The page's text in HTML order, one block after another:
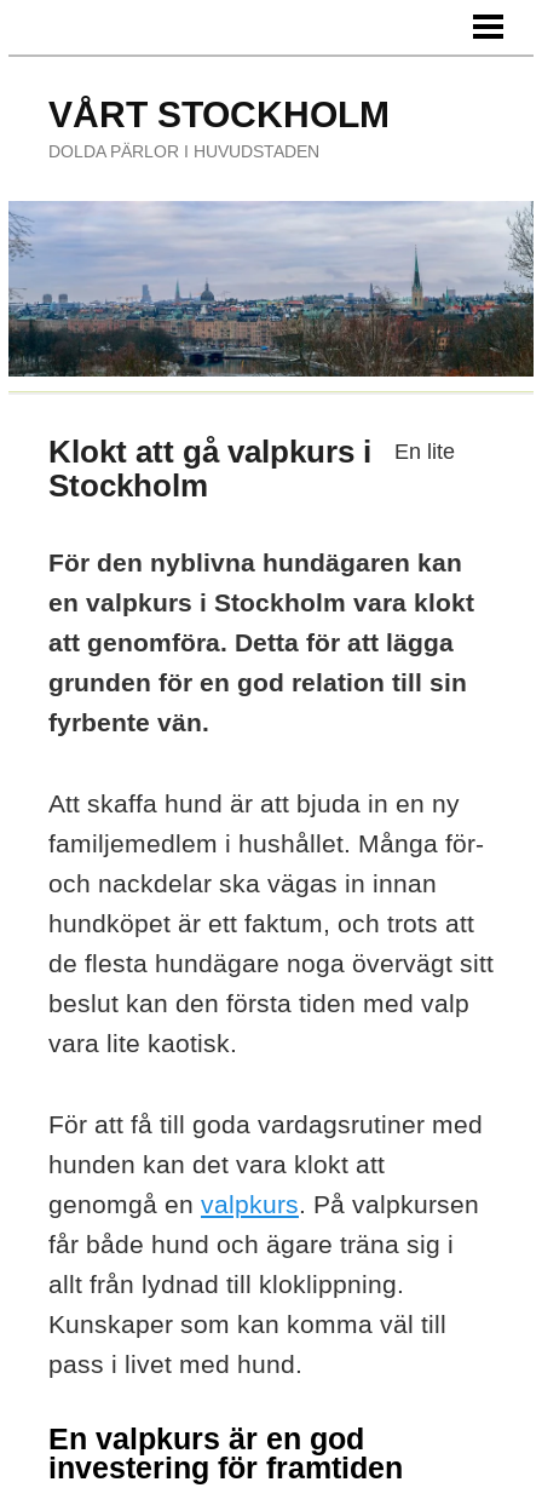
ÄTA UTE
VÅRT STOCKHOLM
DOLDA PÄRLOR I HUVUDSTADEN
Klokt att gå valpkurs i
Stockholm
För den nyblivna hundägaren kan
en valpkurs i Stockholm vara klokt
att genomföra. Detta för att lägga
grunden för en god relation till sin
fyrbente vän.
Att skaffa hund är att bjuda in en ny
familjemedlem i hushållet. Många för-
och nackdelar ska vägas in innan
hundköpet är ett faktum, och trots att
de flesta hundägare noga övervägt sitt
beslut kan den första tiden med valp
vara lite kaotisk.
För att få till goda vardagsrutiner med
hunden kan det vara klokt att
genomgå en valpkurs. På valpkursen
får både hund och ägare träna sig i
allt från lydnad till kloklippning.
Kunskaper som kan komma väl till
pass i livet med hund.
En valpkurs är en god
investering för framtiden
En lite